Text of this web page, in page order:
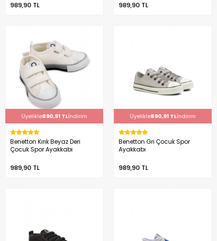
989,90 TL 989,90 TL
Üyelikle890,91 TLİndirim
Benetton Kırık Beyaz Deri
Çocuk Spor Ayakkabı
989,90 TL
Üyelikle890,91 TLİndirim
Benetton Gri Çocuk Spor
Ayakkabı
989,90 TL